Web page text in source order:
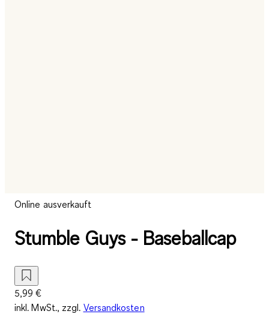
Online ausverkauft
Stumble Guys - Baseballcap
5,99 €
inkl. MwSt., zzgl. Versandkosten